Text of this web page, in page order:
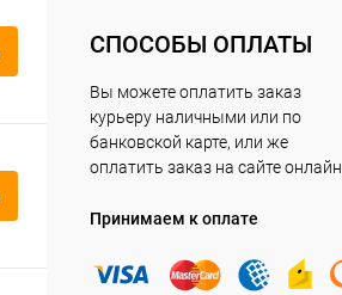
СПОСОБЫ ОПЛАТЫ
Вы можете оплатить заказ
курьеру наличными или по
банковской карте, или же
оплатить заказ на сайте онлайн.
Принимаем к оплате